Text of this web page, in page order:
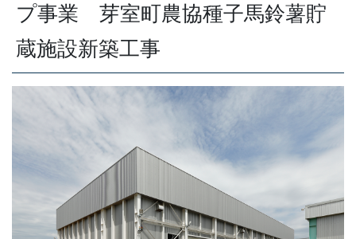
プ事業 芽室町農協種子馬鈴薯貯
蔵施設新築工事